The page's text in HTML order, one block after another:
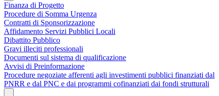
Finanza di Progetto
Procedure di Somma Urgenza
Contratti di Sponsorizzazione
Affidamento Servizi Pubblici Locali
Dibattito Pubblico
Gravi illeciti professionali
Documenti sul sistema di qualificazione
Avvisi di Preinformazione
Procedure negoziate afferenti agli investimenti pubblici finanziati dal
PNRR e dal PNC e dai programmi cofinanziati dai fondi strutturali